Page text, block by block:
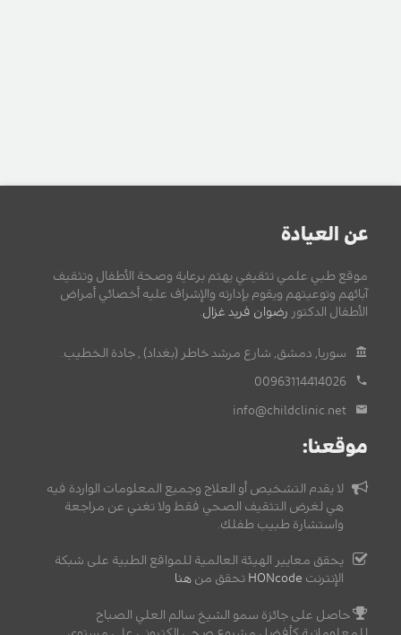
عن العيادة
موقع طبي علمي تثقيفي يهتم برعاية وصحة الأطفال وتثقيف
آبائهم وتوعيتهم ويقوم بإدارته والإشراف عليه أخصائي أمراض
الأطفال الدكتور رضوان فريد غزال.
سوريا, دمشق, شارع مرشد خاطر (بغداد) , جادة الخطيب.
00963114414026
info@childclinic.net
موقعنا:
لا يقدم التشخيص أو العلاج وجميع المعلومات الواردة فيه
هي لغرض التثقيف الصحي فقط ولا تغني عن مراجعة
واستشارة طبيب طفلك.
يحقق معايير الهيئة العالمية للمواقع الطبية على شبكة
الإنترنت HONcode تحقق من هنا
حاصل على جائزة سمو الشيخ سالم العلي الصباح